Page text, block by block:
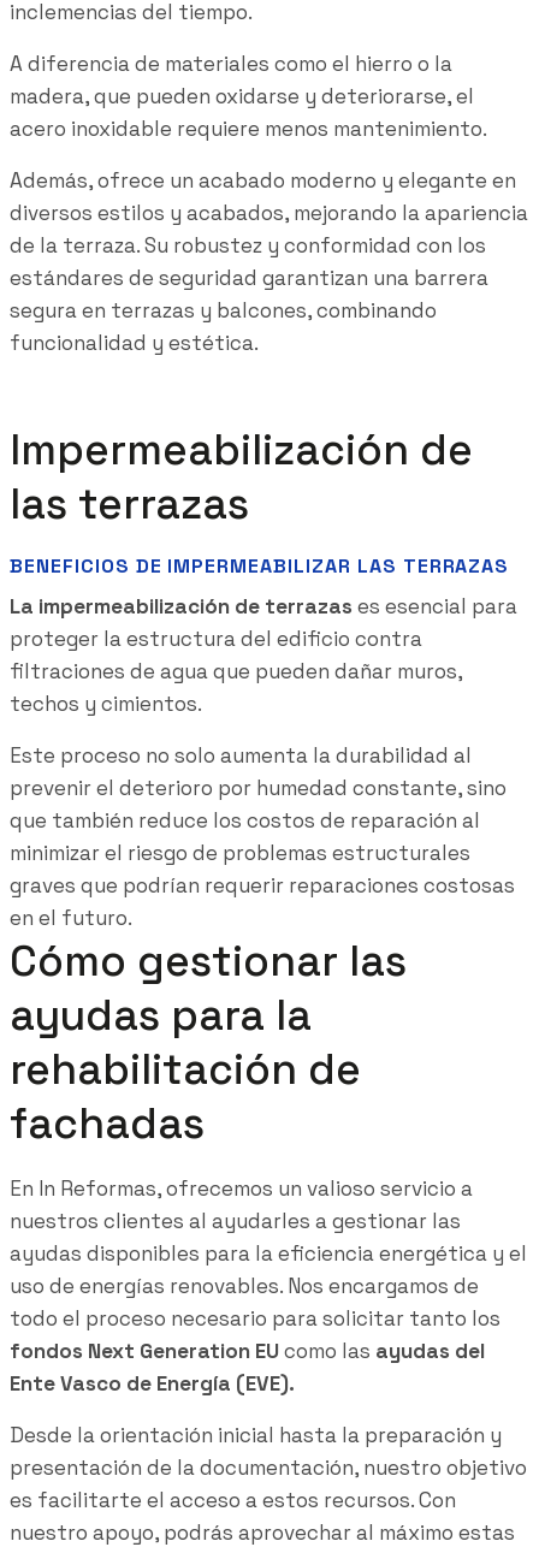
inclemencias del tiempo.
A diferencia de materiales como el hierro o la
madera, que pueden oxidarse y deteriorarse, el
acero inoxidable requiere menos mantenimiento.
Además, ofrece un acabado moderno y elegante en
diversos estilos y acabados, mejorando la apariencia
de la terraza. Su robustez y conformidad con los
estándares de seguridad garantizan una barrera
segura en terrazas y balcones, combinando
funcionalidad y estética.
Impermeabilización de
las terrazas
BENEFICIOS DE IMPERMEABILIZAR LAS TERRAZAS
La impermeabilización de terrazas es esencial para
proteger la estructura del edificio contra
filtraciones de agua que pueden dañar muros,
techos y cimientos.
Este proceso no solo aumenta la durabilidad al
prevenir el deterioro por humedad constante, sino
que también reduce los costos de reparación al
minimizar el riesgo de problemas estructurales
graves que podrían requerir reparaciones costosas
en el futuro.
Cómo gestionar las
ayudas para la
rehabilitación de
fachadas
En In Reformas, ofrecemos un valioso servicio a
nuestros clientes al ayudarles a gestionar las
ayudas disponibles para la eficiencia energética y el
uso de energías renovables. Nos encargamos de
todo el proceso necesario para solicitar tanto los
fondos Next Generation EUcomo las ayudas del
Ente Vasco de Energía (EVE).
Desde la orientación inicial hasta la preparación y
presentación de la documentación, nuestro objetivo
es facilitarte el acceso a estos recursos. Con
nuestro apoyo, podrás aprovechar al máximo estas